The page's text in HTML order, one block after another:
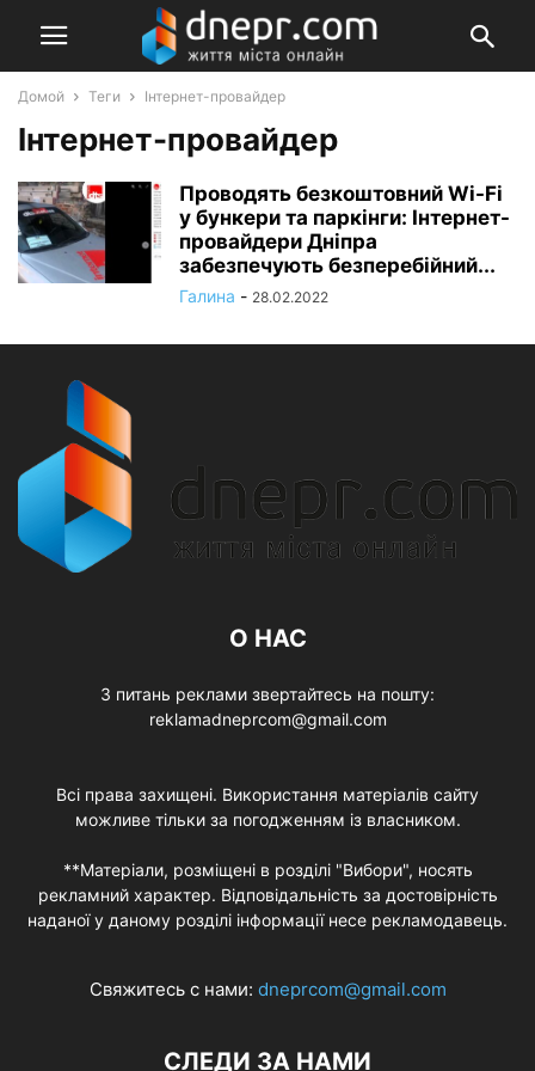
Домой Теги Інтернет-провайдер
Інтернет-провайдер
Проводять безкоштовний Wi-Fi
у бункери та паркінги: Інтернет-
провайдери Дніпра
забезпечують безперебійний...
Галина - 28.02.2022
О НАС
З питань реклами звертайтесь на пошту:
reklamadneprcom@gmail.com
Всі права захищені. Використання матеріалів сайту
можливе тільки за погодженням із власником.
**Матеріали, розміщені в розділі "Вибори", носять
рекламний характер. Відповідальність за достовірність
наданої у даному розділі інформації несе рекламодавець.
Свяжитесь с нами: dneprcom@gmail.com
СЛЕДИ ЗА НАМИ